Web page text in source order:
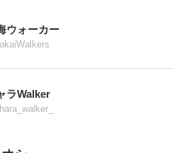
ウォーカー
ラWalker